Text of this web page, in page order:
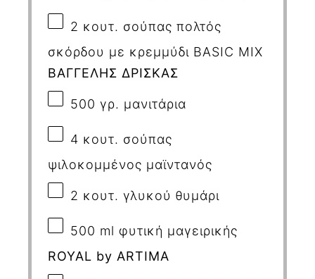
2 κουτ. σούπας πολτός
σκόρδου με κρεμμύδι BASIC MIX
ΒΑΓΓΕΛΗΣ ΔΡΙΣΚΑΣ
500 γρ. μανιτάρια
4 κουτ. σούπας
ψιλοκομμένος μαϊντανός
2 κουτ. γλυκού θυμάρι
500 ml φυτική μαγειρικής
ROYAL by ARTIMA